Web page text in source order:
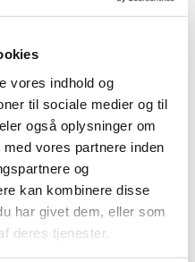
vores indhold og
til sociale medier og til
også oplysninger om
vores partnere inden
og
kan kombinere disse
har givet dem, eller som
deres tjenester.
hver tirsdag.
med.
sved på panden -
guider os
hjemmebagte
kaffe.